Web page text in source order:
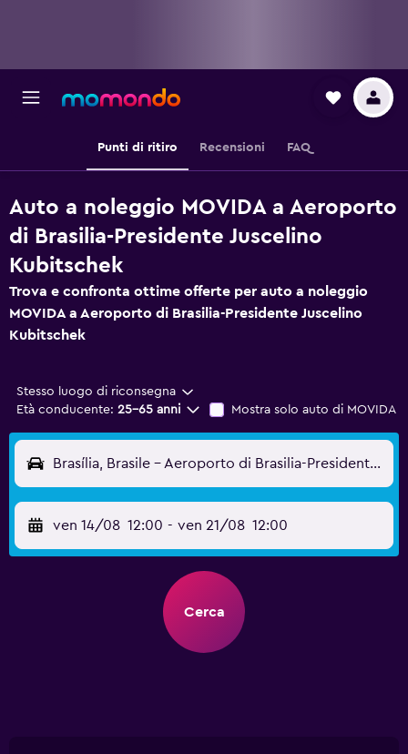
Punti di ritiro Recensioni FAQ
Auto a noleggio MOVIDA a Aeroporto
di Brasilia-Presidente Juscelino
Kubitschek
Trova e confronta ottime offerte per auto a noleggio
MOVIDA a Aeroporto di Brasilia-Presidente Juscelino
Kubitschek
Stesso luogo di riconsegna
Età conducente: 25-65 anni Mostra solo auto di MOVIDA
Brasília, Brasile - Aeroporto di Brasilia-Presidente Juscelino Kubitschek (BSB)
ven 14/08 12:00 - ven 21/08 12:00
Cerca